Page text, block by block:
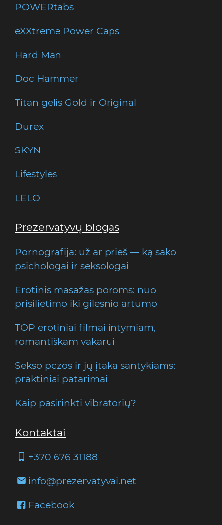
POWERtabs
eXXtreme Power Caps
Hard Man
Doc Hammer
Titan gelis Gold ir Original
Durex
SKYN
Lifestyles
LELO
Prezervatyvų blogas
Pornografija: už ar prieš — ką sako
psichologai ir seksologai
Erotinis masažas poroms: nuo
prisilietimo iki gilesnio artumo
TOP erotiniai filmai intymiam,
romantiškam vakarui
Sekso pozos ir jų įtaka santykiams:
praktiniai patarimai
Kaip pasirinkti vibratorių?
Kontaktai
+370 676 31188
info@prezervatyvai.net
Facebook